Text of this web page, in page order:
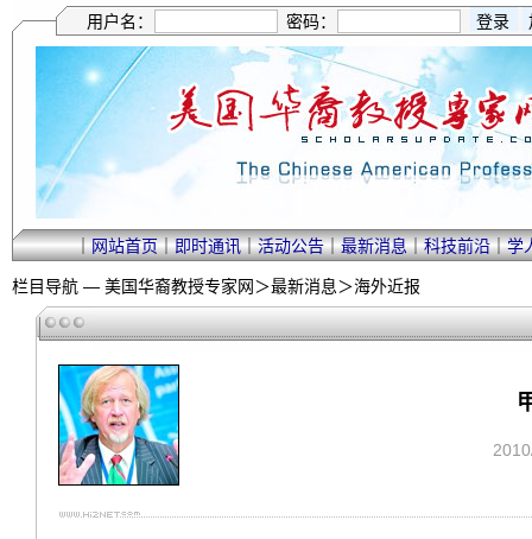
用户名： 密码：
｜网站首页｜即时通讯｜活动公告｜最新消息｜科技前沿｜学
栏目导航 — 美国华裔教授专家网＞最新消息＞海外近报